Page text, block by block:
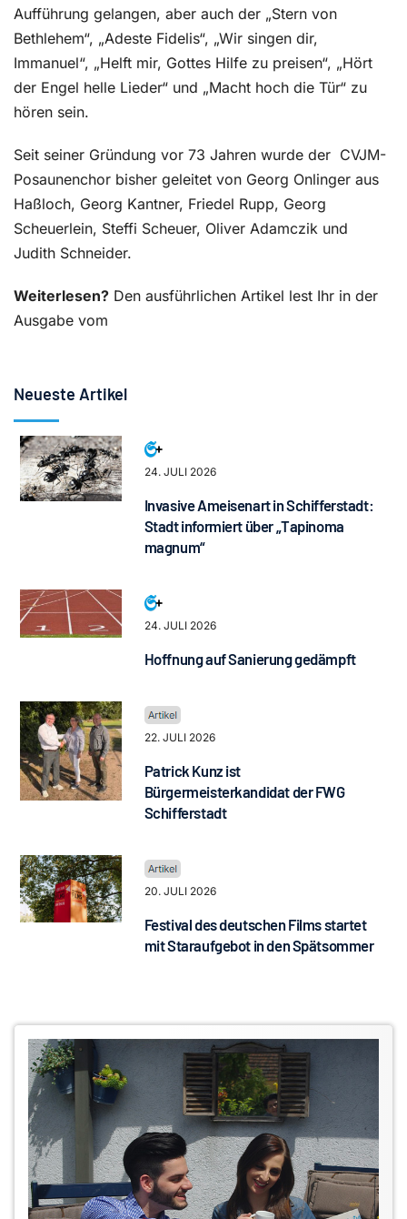
Aufführung gelangen, aber auch der „Stern von
Bethlehem“, „Adeste Fidelis“, „Wir singen dir,
Immanuel“, „Helft mir, Gottes Hilfe zu preisen“, „Hört
der Engel helle Lieder“ und „Macht hoch die Tür“ zu
hören sein.
Seit seiner Gründung vor 73 Jahren wurde der CVJM-
Posaunenchor bisher geleitet von Georg Onlinger aus
Haßloch, Georg Kantner, Friedel Rupp, Georg
Scheuerlein, Steffi Scheuer, Oliver Adamczik und
Judith Schneider.
Weiterlesen? Den ausführlichen Artikel lest Ihr in der
Ausgabe vom
Neueste Artikel
24. JULI 2026
Invasive Ameisenart in Schifferstadt:
Stadt informiert über „Tapinoma
magnum“
24. JULI 2026
Hoffnung auf Sanierung gedämpft
22. JULI 2026
Patrick Kunz ist
Bürgermeisterkandidat der FWG
Schifferstadt
20. JULI 2026
Festival des deutschen Films startet
mit Staraufgebot in den Spätsommer